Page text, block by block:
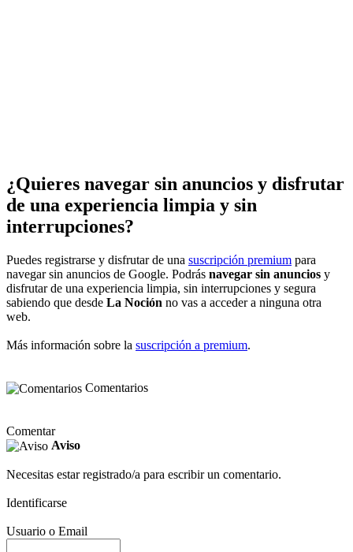
¿Quieres navegar sin anuncios y disfrutar
de una experiencia limpia y sin
interrupciones?
Puedes registrarse y disfrutar de una suscripción premium para
navegar sin anuncios de Google. Podrás navegar sin anuncios y
disfrutar de una experiencia limpia, sin interrupciones y segura
sabiendo que desde La Noción no vas a acceder a ninguna otra
web.
Más información sobre la suscripción a premium.
Comentarios
Comentar
Aviso
Necesitas estar registrado/a para escribir un comentario.
Identificarse
Usuario o Email